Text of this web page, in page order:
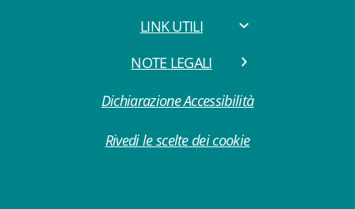
LINK UTILI
NOTE LEGALI
Dichiarazione Accessibilità
Rivedi le scelte dei cookie